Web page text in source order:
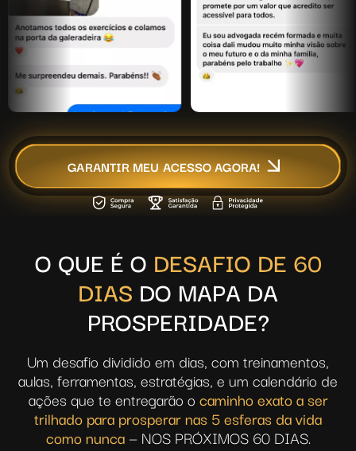
GARANTIR MEU ACESSO AGORA!
O QUE É O DESAFIO DE 60
DIAS DO MAPA DA
PROSPERIDADE?
Um desafio dividido em dias, com treinamentos,
aulas, ferramentas, estratégias, e um calendário de
ações que te entregarão o caminho exato a ser
trilhado para prosperar nas 5 esferas da vida
como nunca — NOS PRÓXIMOS 60 DIAS.